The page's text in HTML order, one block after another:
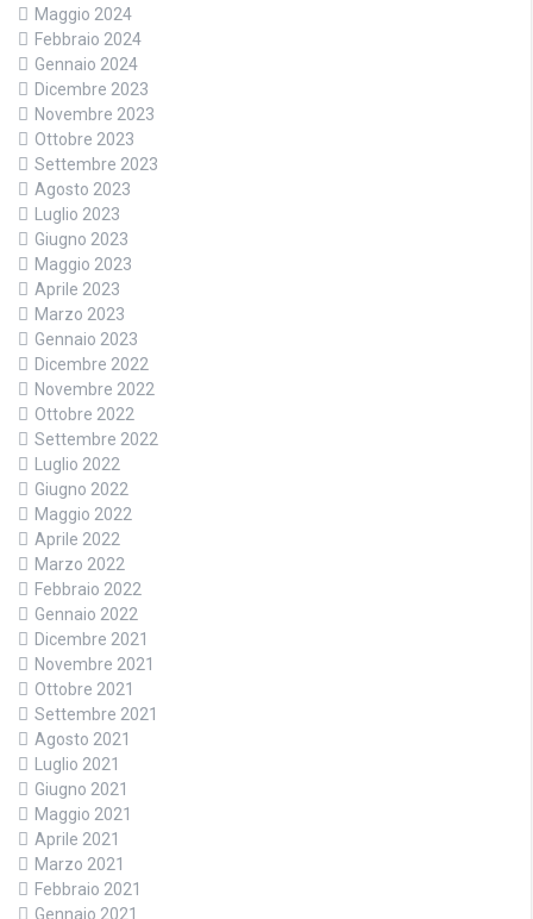
Maggio 2024
Febbraio 2024
Gennaio 2024
Dicembre 2023
Novembre 2023
Ottobre 2023
Settembre 2023
Agosto 2023
Luglio 2023
Giugno 2023
Maggio 2023
Aprile 2023
Marzo 2023
Gennaio 2023
Dicembre 2022
Novembre 2022
Ottobre 2022
Settembre 2022
Luglio 2022
Giugno 2022
Maggio 2022
Aprile 2022
Marzo 2022
Febbraio 2022
Gennaio 2022
Dicembre 2021
Novembre 2021
Ottobre 2021
Settembre 2021
Agosto 2021
Luglio 2021
Giugno 2021
Maggio 2021
Aprile 2021
Marzo 2021
Febbraio 2021
Gennaio 2021